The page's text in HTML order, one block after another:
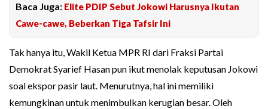
Baca Juga: Elite PDIP Sebut Jokowi Harusnya Ikutan
Cawe-cawe, Beberkan Tiga Tafsir Ini
Tak hanya itu, Wakil Ketua MPR RI dari Fraksi Partai
Demokrat Syarief Hasan pun ikut menolak keputusan Jokowi
soal ekspor pasir laut. Menurutnya, hal ini memiliki
kemungkinan untuk menimbulkan kerugian besar. Oleh